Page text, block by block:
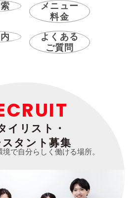
メニュー
料金
よくある
ご質問
イリスト・
スタント募集
で自分らしく働ける場所。